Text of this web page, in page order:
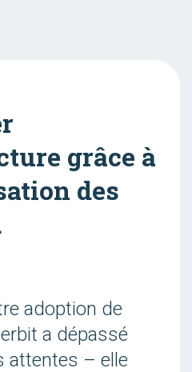
grâce à
des
adoption de
a dépassé
attentes – elle